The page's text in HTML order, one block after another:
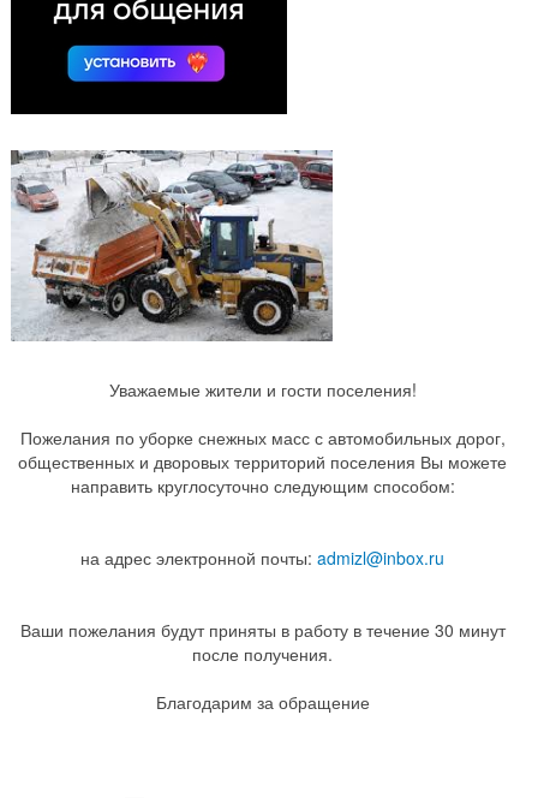
Уважаемые жители и гости поселения!
Пожелания по уборке снежных масс с автомобильных дорог,
общественных и дворовых территорий поселения Вы можете
направить круглосуточно следующим способом:
на адрес электронной почты: admizl@inbox.ru
Ваши пожелания будут приняты в работу в течение 30 минут
после получения.
Благодарим за обращение